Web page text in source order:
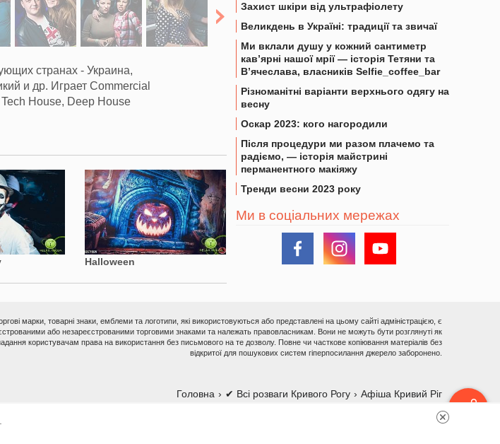
странах - Украина,
и др. Играет Commercial
House, Deep House
Halloween
Захист шкіри від ультрафіолету
Великдень в Україні: традиції та звичаї
Ми вклали душу у кожний сантиметр
кав’ярні нашої мрії — історія Тетяни та
В’ячеслава, власників Selfie_coffee_bar
Різноманітні варіанти верхнього одягу на
весну
Оскар 2023: кого нагородили
Після процедури ми разом плачемо та
радіємо, — історія майстрині
перманентного макіяжу
Тренди весни 2023 року
Ми в соціальних мережах
Головна ✔ Всі розваги Кривого Рогу Афіша Кривий Ріг
марки, товарні знаки, емблеми та логотипи, які використовуються або представлені на цьому сайті адміністрацією, є
або незареєстрованими торговими знаками та належать правовласникам. Вони не можуть бути розглянуті як
користувачам права на використання без письмового на те дозволу. Повне чи часткове копіювання матеріалів без
відкритої для пошукових систем гіперпосилання джерело заборонено.